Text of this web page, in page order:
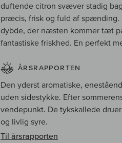
duftende citron svæver stadig
præcis, frisk og fuld af spænding.
dybde, der næsten kommer tæt
fantastiske friskhed. En perfekt
ÅRSRAPPORTEN
Den yderst aromatiske,
uden sidestykke. Efter
vendepunkt. De tykskallede
og livlig syre.
Til årsrapporten